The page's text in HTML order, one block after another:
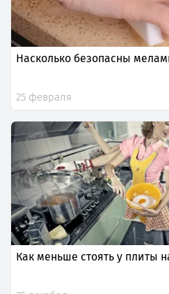
Насколько безопасны
25 февраля
Как меньше стоять у плиты